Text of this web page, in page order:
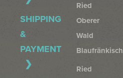
SHIPPING
&
PAYMENT
Ried
Oberer
Wald
Blaufränkisch
Ried